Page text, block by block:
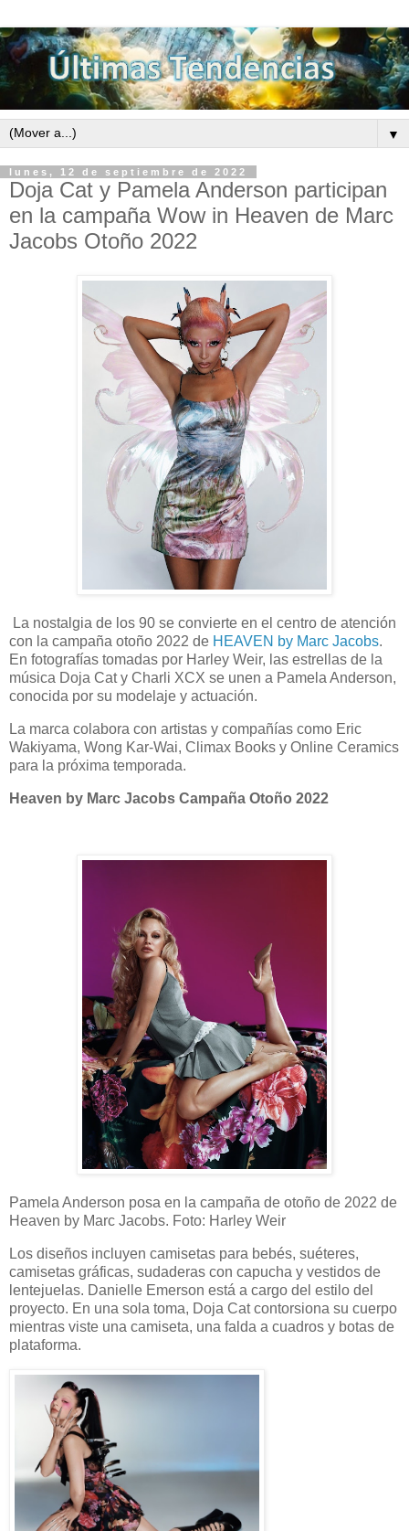
▼
lunes, 12 de septiembre de 2022
Doja Cat y Pamela Anderson participan
en la campaña Wow in Heaven de Marc
Jacobs Otoño 2022
La nostalgia de los 90 se convierte en el centro de atención
con la campaña otoño 2022 de HEAVEN by Marc Jacobs.
En fotografías tomadas por Harley Weir, las estrellas de la
música Doja Cat y Charli XCX se unen a Pamela Anderson,
conocida por su modelaje y actuación.
La marca colabora con artistas y compañías como Eric
Wakiyama, Wong Kar-Wai, Climax Books y Online Ceramics
para la próxima temporada.
Heaven by Marc Jacobs Campaña Otoño 2022
Pamela Anderson posa en la campaña de otoño de 2022 de
Heaven by Marc Jacobs. Foto: Harley Weir
Los diseños incluyen camisetas para bebés, suéteres,
camisetas gráficas, sudaderas con capucha y vestidos de
lentejuelas. Danielle Emerson está a cargo del estilo del
proyecto. En una sola toma, Doja Cat contorsiona su cuerpo
mientras viste una camiseta, una falda a cuadros y botas de
plataforma.